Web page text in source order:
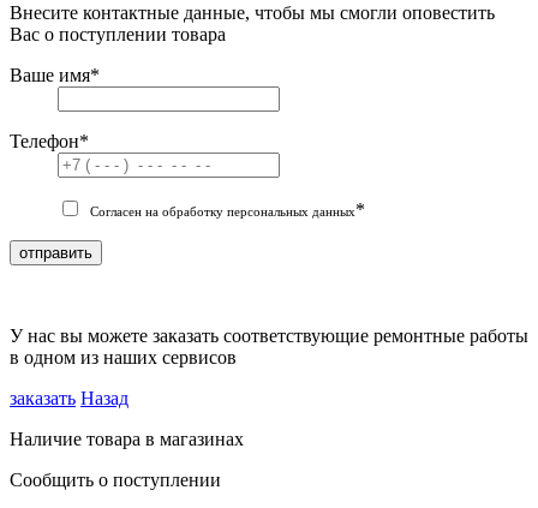
Внесите контактные данные, чтобы мы смогли оповестить
Вас о поступлении товара
Ваше имя*
Телефон*
Согласен на обработку персональных данных*
отправить
У нас вы можете заказать соответствующие ремонтные работы
в одном из наших сервисов
заказать Назад
Наличие товара в магазинах
Сообщить о поступлении